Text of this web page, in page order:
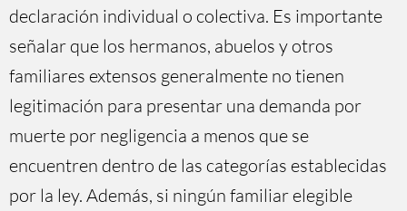
declaración individual o colectiva. Es importante
señalar que los hermanos, abuelos y otros
familiares extensos generalmente no tienen
legitimación para presentar una demanda por
muerte por negligencia a menos que se
encuentren dentro de las categorías establecidas
por la ley. Además, si ningún familiar elegible